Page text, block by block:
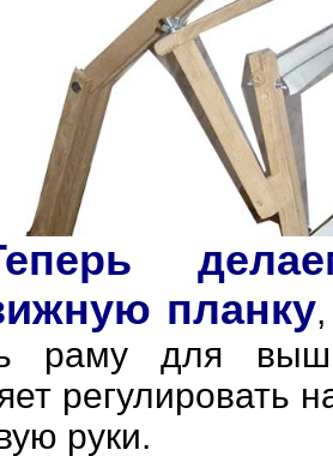
планку,
раму для
регулировать
руки.